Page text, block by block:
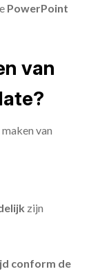
PowerPoint
van
van
zijn
conform de